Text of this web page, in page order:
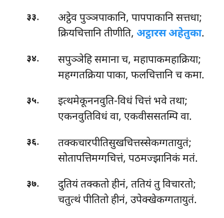
३३.
अट्ठेव पुञ्ञपाकानि, पापपाकानि सत्तधा;
क्रियचित्तानि तीणीति, अट्ठारस अहेतुका.
३४. सपुञ्ञेहिसमाना च, महापाकमहाक्रिया;
महग्गतक्रिया पाका, फलचित्तानि च कमा.
३५. इत्थमेकूननवुति-विधंचित्तं भवे तथा;
एकनवुतिविधं वा, एकवीससतम्पि वा.
३६.
तक्कचारपीतिसुखचित्तस्सेकग्गतायुतं;
सोतापत्तिमग्गचित्तं, पठमज्झानिकं मतं.
३७.
दुतियं तक्कतो हीनं, ततियं तु विचारतो;
चतुत्थं पीतितो हीनं, उपेक्खेकग्गतायुतं.